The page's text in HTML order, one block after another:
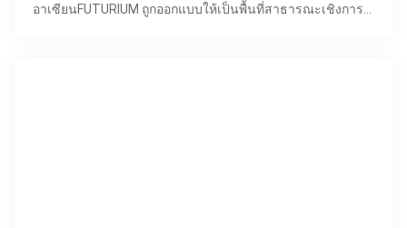
อาเซียนFUTURIUM ถูกออกแบบให้เป็นพื้นที่สาธารณะเชิงการ